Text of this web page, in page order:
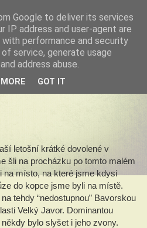
okny
která s námi může žít v bytě,
také starostem.
letošní krátké dovolené v
šli na procházku po tomto malém
místo, na které jsme kdysi
do kopce jsme byli na místě.
tehdy “nedostupnou” Bavorskou
Velký Javor. Dominantou
bylo slyšet i jeho zvony.
Google to deliver its services
IP address and user-agent are
performance and security
service, generate usage
address abuse.
GOT IT